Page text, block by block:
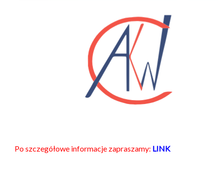
Po szczegółowe informacje zapraszamy: LINK